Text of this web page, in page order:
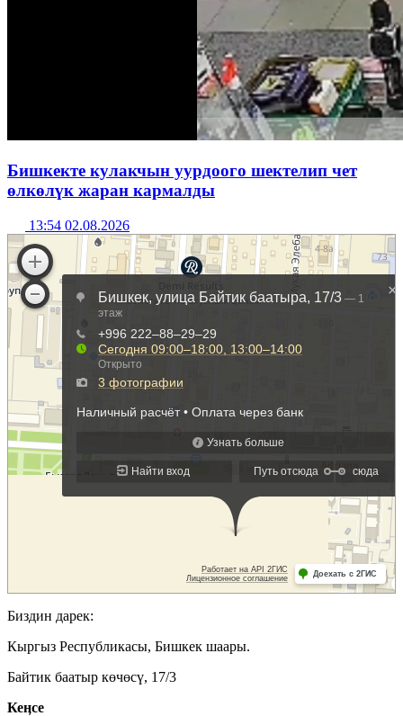
Бишкекте кулакчын уурдоого шектелип чет
өлкөлүк жаран кармалды
13:54 02.08.2026
Биздин дарек:
Кыргыз Республикасы, Бишкек шаары.
Байтик баатыр көчөсү, 17/3
Кеӊсе